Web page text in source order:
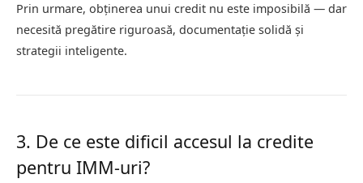
Prin urmare, obținerea unui credit nu este imposibilă — dar
necesită pregătire riguroasă, documentație solidă și
strategii inteligente.
3. De ce este dificil accesul la credite
pentru IMM-uri?